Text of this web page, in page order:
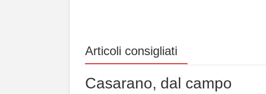
Articoli consigliati
Casarano, dal campo